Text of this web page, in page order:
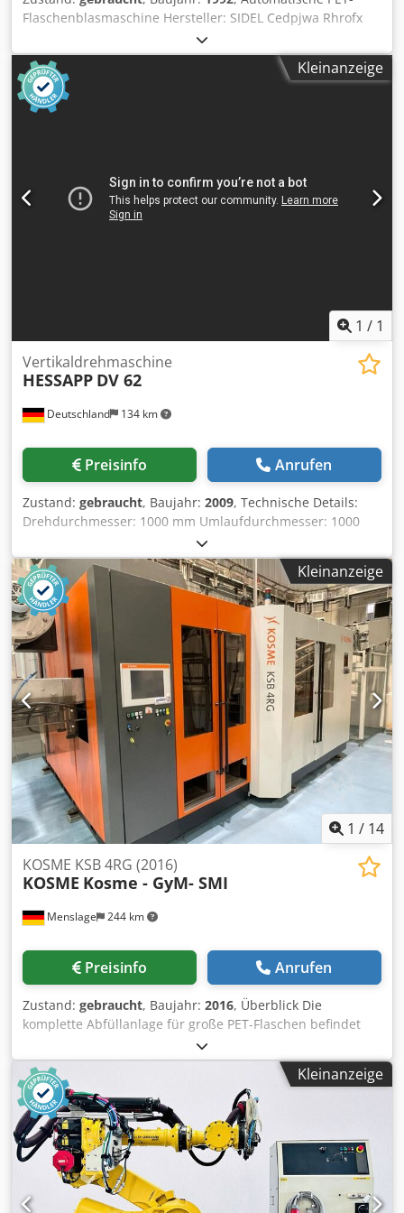
Alaska-Halsoberfläche bietet eine Kompatibilität für eine
Vielzahl von Verschlüssen und füllenden Monoblöcken in
der gesamten Getränkeproduktion. ...
Flaschenblasmaschine Hersteller: SIDEL Cedpjwa Rhrofx
Amrorf Typ: SBO 4 S1 Baujahr 1992 Fassungsvermögen:
4.000 für 1,5 L / 2 L Flaschen Installierte Leistung: 150 kW
1,5 L Formen inklusive Preform-Zuführung Technischer
Zustand: Gebrauchtmaschine, läuft an, Programm ist
funktionsfähig
Kleinanzeige
1 / 1
Deutschland 134 km
Vertikaldrehmaschine
HESSAPP DV 62
Preisinfo Anrufen
Zustand: gebraucht, Baujahr: 2009, Technische Details:
Drehdurchmesser: 1000 mm Umlaufdurchmesser: 1000
mm 1. Technische Daten Maschinentyp:
Karusselldrehmaschine Hersteller: Hessapp Typ: DV 62
Serien-Nr.: 14.2308 Arbeitsbereich der Spindel Größter
Durchmesser 1000 mm Größter Schwingdurchmesser 1000
mm Kreuzschlittenwege Hub des Vertikalschlittens 900
mm Hub des Horizontalschlittens 1810 mm
Gesamtverfahrweg 2315 mm Drehspindel Spindelkopf mit
Zentrierkegel nach DIN 55021 A15 Spindeldurchmesser im
vorderen Lager 203mm Hauptantrieb Über einen
gesteuerten Asynchronmotor und Rädergetriebe mit
Bereichsumschaltung. Spindeldrehzahlen Codpfst Rmdzex
Amrorf Drehzahlbereich I : 5 - 350 U/min. Drehzahlbereich
II : 30 - 1000 U/min. Verfahrgeschwindigkeit X/Z-Achse : 10
m/min. W1-Achse : 8 U/min. Keine C-Achse *
Kleinanzeige
1 / 14
Menslage 244 km
KOSME KSB 4RG (2016)
KOSME Kosme - GyM- SMI
Preisinfo Anrufen
Zustand: gebraucht, Baujahr: 2016, Überblick Die
komplette Abfüllanlage für große PET-Flaschen befindet
sich in einem Mineralwasserwerk und wurde für die
Abfüllung von Wasser verwendet. Die Anlage wurde
regelmäßig gewartet und ist in einem sehr guten Zustand.
Leistung: 3.000 Fl/h Liste der Maschinen Blasmaschine|
Kosme| KSB4RG 2016 | 3600 Fl/h Lufttransporter| NTS |
2016 Rinser - Füller - Verschließer| GyM | MONOBLOC
12/3 PVG| 1995|3000bph Kappen Beschickung Tolva |
GyM | 1995 Stielanleger |TAS| VA-1150/75C | 2009 |
3000bph Stielanleger | And&OR | 50SIA5000R8P2-TL |
Kleinanzeige